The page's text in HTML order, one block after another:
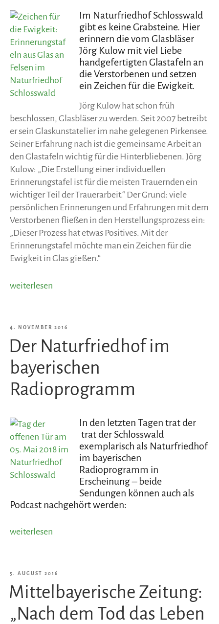
Im Naturfriedhof Schlosswald
gibt es keine Grabsteine. Hier
erinnern die vom Glasbläser
Jörg Kulow mit viel Liebe
handgefertigten Glastafeln an
die Verstorbenen und setzen
ein Zeichen für die Ewigkeit.
Jörg Kulow hat schon früh
beschlossen, Glasbläser zu werden. Seit 2007 betreibt
er sein Glaskunstatelier im nahe gelegenen Pirkensee.
Seiner Erfahrung nach ist die gemeinsame Arbeit an
den Glastafeln wichtig für die Hinterbliebenen. Jörg
Kulow: „Die Erstellung einer individuellen
Erinnerungstafel ist für die meisten Trauernden ein
wichtiger Teil der Trauerarbeit.“ Der Grund: viele
persönlichen Erinnerungen und Erfahrungen mit dem
Verstorbenen fließen in den Herstellungsprozess ein:
„Dieser Prozess hat etwas Positives. Mit der
Erinnerungstafel möchte man ein Zeichen für die
Ewigkeit in Glas gießen.“
„Naturfriedhof:
für
Ewigkeit
setzen“
weiterlesen
VERÖFFENTLICHT
AM
4. NOVEMBER 2016
Der Naturfriedhof im
bayerischen
Radioprogramm
In den letzten Tagen trat der
trat der Schlosswald
exemplarisch als Naturfriedhof
im bayerischen
Radioprogramm in
Erscheinung – beide
Sendungen können auch als
Podcast nachgehört werden:
„Der
bayerischen
Radioprogramm“
weiterlesen
VERÖFFENTLICHT
AM
5. AUGUST 2016
Mittelbayerische Zeitung:
„Nach dem Tod das Leben